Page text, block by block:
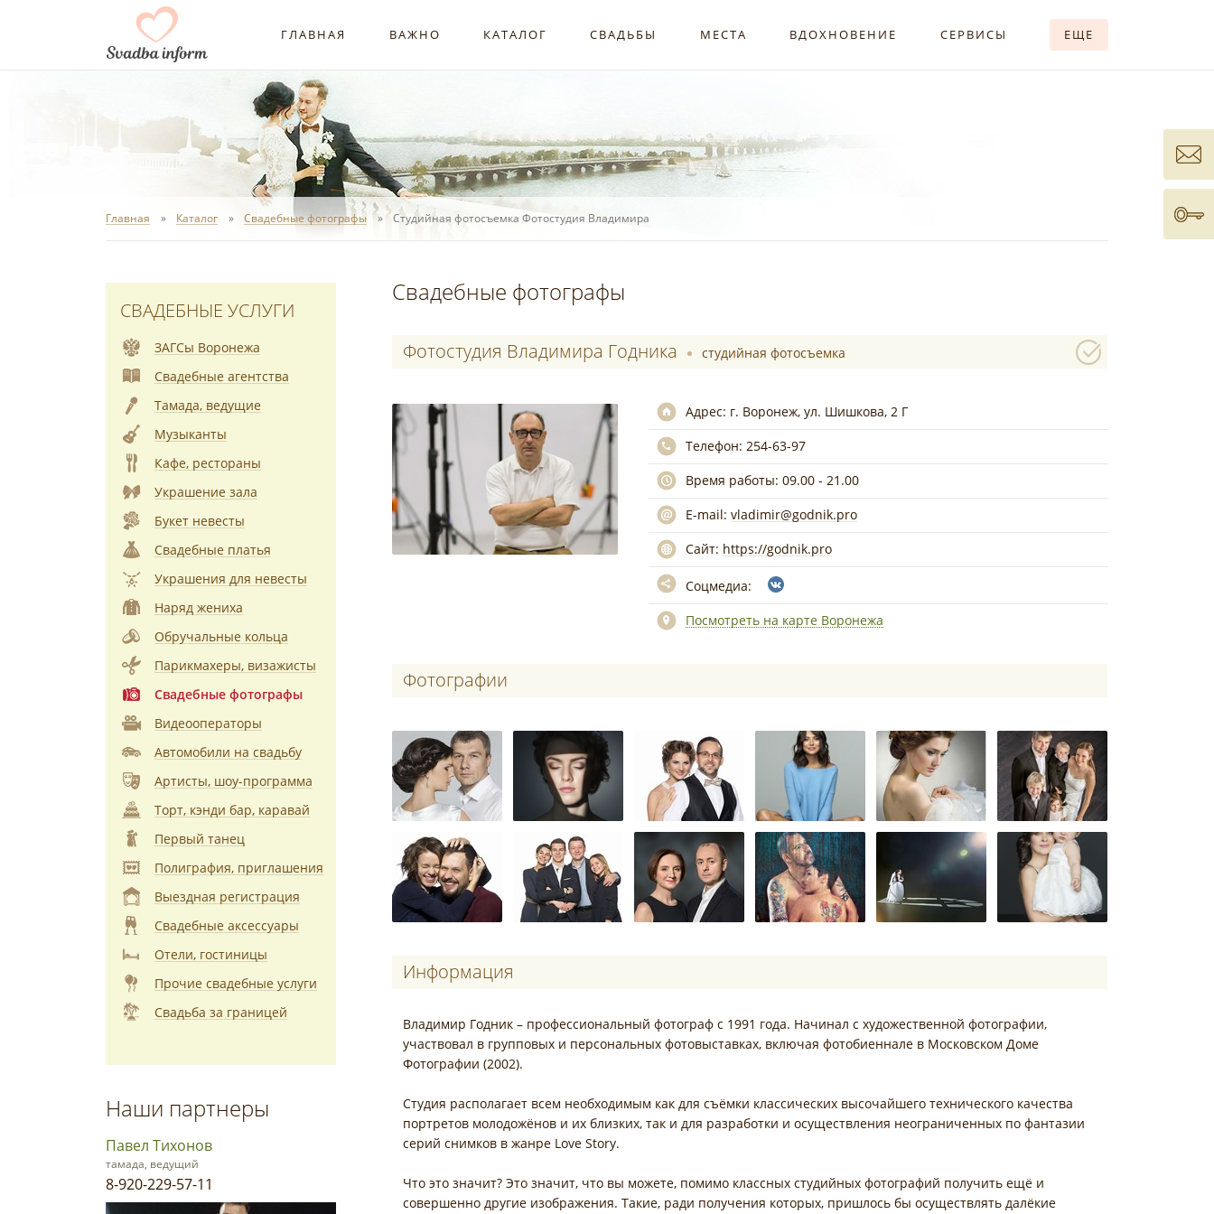
ГЛАВНАЯ ВАЖНО КАТАЛОГ СВАДЬБЫ МЕСТА ВДОХНОВЕНИЕ СЕРВИСЫ ЕЩЕ
Главная Каталог Свадебные фотографы Студийная фотосъемка Фотостудия Владимира
Свадебные фотографы
Фотостудия Владимира Годника студийная фотосъемка
Адрес: г. Воронеж, ул. Шишкова, 2 Г
Телефон: 254-63-97
Время работы: 09.00 - 21.00
E-mail: vladimir@godnik.pro
Сайт: https://godnik.pro
Соцмедиа:
Посмотреть на карте Воронежа
Информация
Владимир Годник – профессиональный фотограф с 1991 года. Начинал с художественной фотографии,
участвовал в групповых и персональных фотовыставках, включая фотобиеннале в Московском Доме
Фотографии (2002).
Студия располагает всем необходимым как для съёмки классических высочайшего технического качества
портретов молодожёнов и их близких, так и для разработки и осуществления неограниченных по фантазии
серий снимков в жанре Love Story.
Что это значит? Это значит, что вы можете, помимо классных студийных фотографий получить ещё и
совершенно другие изображения. Такие, ради получения которых, пришлось бы осуществлять далёкие
Фотографии
СВАДЕБНЫЕ УСЛУГИ
ЗАГСы Воронежа
Свадебные агентства
Тамада, ведущие
Музыканты
Кафе, рестораны
Украшение зала
Букет невесты
Свадебные платья
Украшения для невесты
Наряд жениха
Обручальные кольца
Парикмахеры, визажисты
Свадебные фотографы
Видеооператоры
Автомобили на свадьбу
Артисты, шоу-программа
Торт, кэнди бар, каравай
Первый танец
Полиграфия, приглашения
Выездная регистрация
Свадебные аксессуары
Отели, гостиницы
Прочие свадебные услуги
Свадьба за границей
Наши партнеры
Павел Тихонов
тамада, ведущий
8-920-229-57-11